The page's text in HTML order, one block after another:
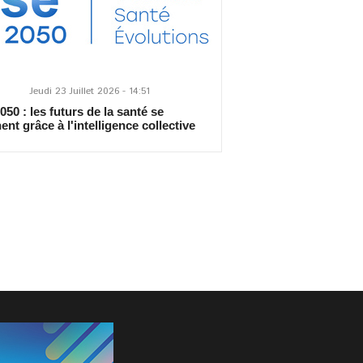
Jeudi 23 Juillet 2026 - 14:51
: les futurs de la santé se
grâce à l'intelligence collective